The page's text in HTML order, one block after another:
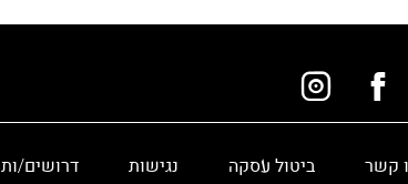
קשר ביטול עסקה נגישות דרושים/ות